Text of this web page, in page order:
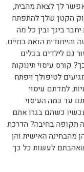
לך לצאת מהבית,
הקטן שלך להתפתח
בינך ובין כל מה
הזאת בחיים.
גם לילדים בכלים
קורס עיסוי תינוקות
לטיפולך ויפתח
למדתם עיסוי
עד כמה העיסוי
כשהם בגרו אתם
תקופה בחיבה? הדרכת
מהבחינה האישית והן
לעשות כל כך